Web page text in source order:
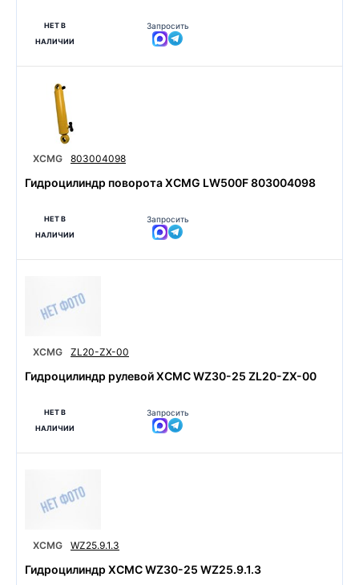
НЕТ В
НАЛИЧИИ
Запросить
XCMG 803004098
Гидроцилиндр поворота XCMG LW500F 803004098
НЕТ В
НАЛИЧИИ
Запросить
XCMG ZL20-ZX-00
Гидроцилиндр рулевой ХСМС WZ30-25 ZL20-ZX-00
НЕТ В
НАЛИЧИИ
Запросить
XCMG WZ25.9.1.3
Гидроцилиндр ХСМС WZ30-25 WZ25.9.1.3